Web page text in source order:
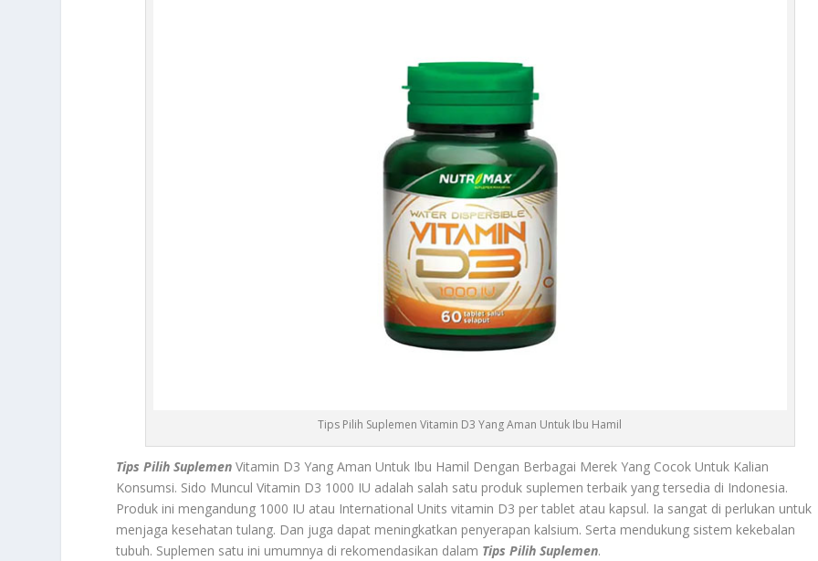
Tips Pilih Suplemen Vitamin D3 Yang Aman Untuk Ibu Hamil
Tips Pilih Suplemen Vitamin D3 Yang Aman Untuk Ibu Hamil Dengan Berbagai Merek Yang Cocok Untuk Kalian
Konsumsi. Sido Muncul Vitamin D3 1000 IU adalah salah satu produk suplemen terbaik yang tersedia di Indonesia.
Produk ini mengandung 1000 IU atau International Units vitamin D3 per tablet atau kapsul. Ia sangat di perlukan untuk
menjaga kesehatan tulang. Dan juga dapat meningkatkan penyerapan kalsium. Serta mendukung sistem kekebalan
tubuh. Suplemen satu ini umumnya di rekomendasikan dalam Tips Pilih Suplemen.